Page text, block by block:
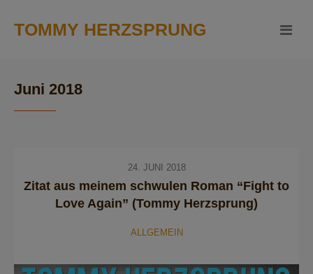
TOMMY HERZSPRUNG
Juni 2018
24. JUNI 2018
Zitat aus meinem schwulen Roman “Fight to
Love Again” (Tommy Herzsprung)
ALLGEMEIN